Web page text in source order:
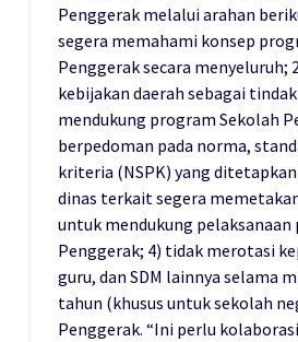
Penggerak melalui arahan
segera memahami konsep
Penggerak secara menyeluruh;
kebijakan daerah sebagai
mendukung program Sekolah
berpedoman pada norma,
kriteria (NSPK) yang
dinas terkait segera
untuk mendukung pelaksanaan
Penggerak; 4) tidak merotasi
guru, dan SDM lainnya selama
tahun (khusus untuk sekolah
Penggerak. “Ini perlu